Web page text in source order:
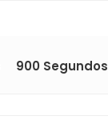
900 Segundos